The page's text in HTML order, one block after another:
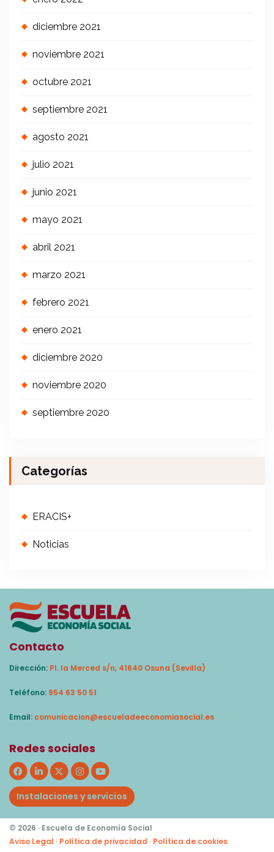
diciembre 2021
noviembre 2021
octubre 2021
septiembre 2021
agosto 2021
julio 2021
junio 2021
mayo 2021
abril 2021
marzo 2021
febrero 2021
enero 2021
diciembre 2020
noviembre 2020
septiembre 2020
Categorías
ERACIS+
Noticias
Contacto
Dirección: Pl. la Merced s/n, 41640 Osuna (Sevilla)
Teléfono: 954 63 50 51
Email: comunicacion@escueladeeconomiasocial.es
Redes sociales
Instalaciones y servicios
© 2026 · Escuela de Economía Social
Aviso Legal · Política de privacidad · Política de cookies